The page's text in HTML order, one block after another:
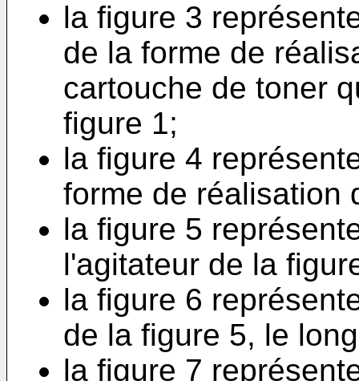
la figure 3
de la forme de
cartouche de toner
figure 1;
la figure 4
forme de réalisation
la figure 5
l'agitateur de la
la figure 6
de la figure 5, le
la figure 7